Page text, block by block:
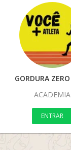
GORDURA
ACADEMIA
ENTRAR